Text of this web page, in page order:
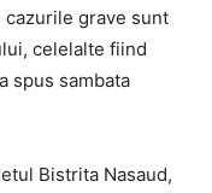
cazurile grave sunt
celelalte fiind
spus sambata
Bistrita Nasaud,